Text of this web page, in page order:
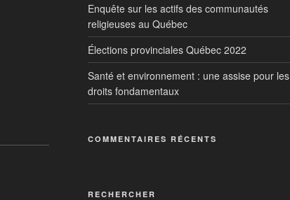
Enquête sur les actifs des communautés
religieuses au Québec
Élections provinciales Québec 2022
Santé et environnement : une assise pour les
droits fondamentaux
COMMENTAIRES RÉCENTS
RECHERCHER